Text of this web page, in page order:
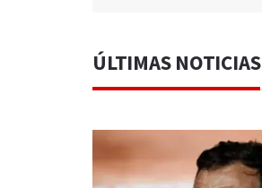
ÚLTIMAS NOTICIAS